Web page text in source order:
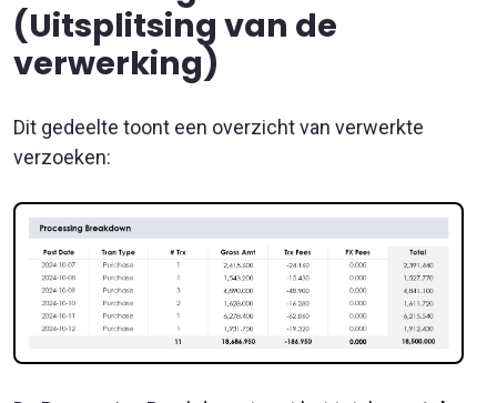
(Uitsplitsing van de
verwerking)
Dit gedeelte toont een overzicht van verwerkte
verzoeken: